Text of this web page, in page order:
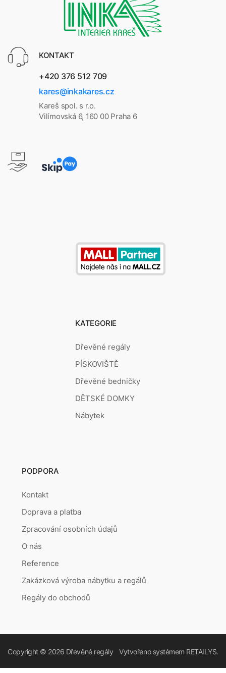
KONTAKT
+420 376 512 709
kares@inkakares.cz
Kareš spol. s r.o.
Vilímovská 6, 160 00 Praha 6
KATEGORIE
Dřevěné regály
PÍSKOVIŠTĚ
Dřevěné bedničky
DĚTSKÉ DOMKY
Nábytek
PODPORA
Kontakt
Doprava a platba
Zpracování osobních údajů
O nás
Reference
Zakázková výroba nábytku a regálů
Regály do obchodů
Copyright © 2026 Dřevěné regály Vytvořeno systémem RETAILYS.